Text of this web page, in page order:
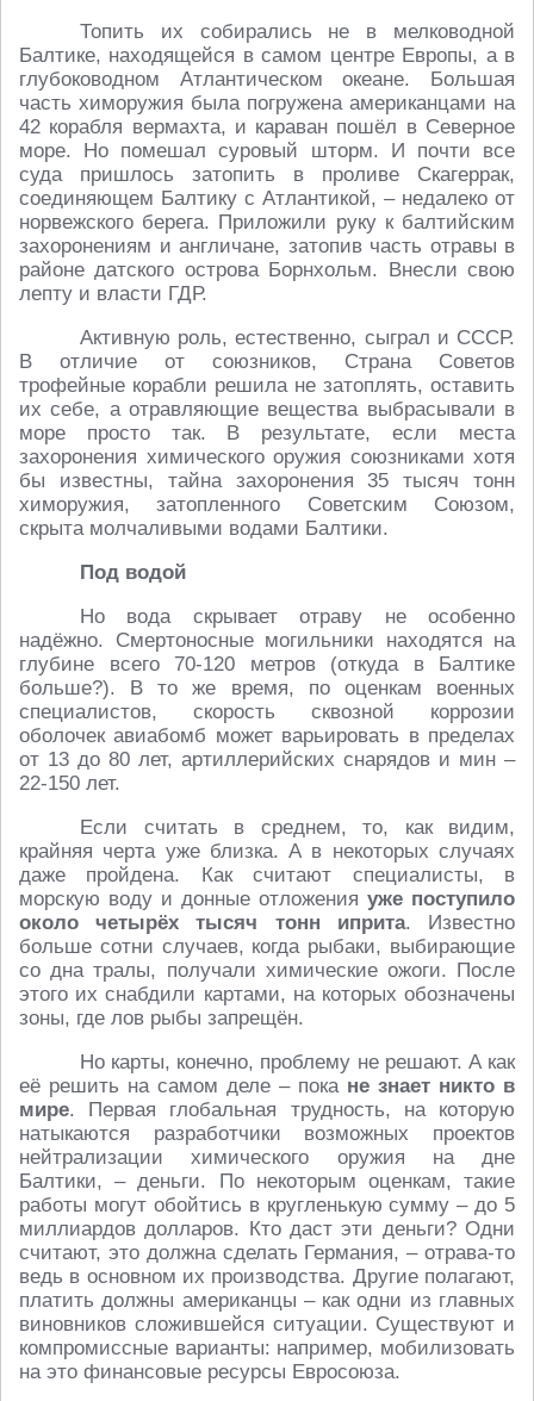
Топить их собирались не в мелководной
Балтике, находящейся в самом центре Европы, а в
глубоководном Атлантическом океане. Большая
часть химоружия была погружена американцами на
42 корабля вермахта, и караван пошёл в Северное
море. Но помешал суровый шторм. И почти все
суда пришлось затопить в проливе Скагеррак,
соединяющем Балтику с Атлантикой, – недалеко от
норвежского берега. Приложили руку к балтийским
захоронениям и англичане, затопив часть отравы в
районе датского острова Борнхольм. Внесли свою
лепту и власти ГДР.
Активную роль, естественно, сыграл и СССР.
В отличие от союзников, Страна Советов
трофейные корабли решила не затоплять, оставить
их себе, а отравляющие вещества выбрасывали в
море просто так. В результате, если места
захоронения химического оружия союзниками хотя
бы известны, тайна захоронения 35 тысяч тонн
химоружия, затопленного Советским Союзом,
скрыта молчаливыми водами Балтики.
Под водой
Но вода скрывает отраву не особенно
надёжно. Смертоносные могильники находятся на
глубине всего 70-120 метров (откуда в Балтике
больше?). В то же время, по оценкам военных
специалистов, скорость сквозной коррозии
оболочек авиабомб может варьировать в пределах
от 13 до 80 лет, артиллерийских снарядов и мин –
22-150 лет.
Если считать в среднем, то, как видим,
крайняя черта уже близка. А в некоторых случаях
даже пройдена. Как считают специалисты, в
морскую воду и донные отложения уже поступило
около четырёх тысяч тонн иприта. Известно
больше сотни случаев, когда рыбаки, выбирающие
со дна тралы, получали химические ожоги. После
этого их снабдили картами, на которых обозначены
зоны, где лов рыбы запрещён.
Но карты, конечно, проблему не решают. А как
её решить на самом деле – пока не знает никто в
мире. Первая глобальная трудность, на которую
натыкаются разработчики возможных проектов
нейтрализации химического оружия на дне
Балтики, – деньги. По некоторым оценкам, такие
работы могут обойтись в кругленькую сумму – до 5
миллиардов долларов. Кто даст эти деньги? Одни
считают, это должна сделать Германия, – отрава-то
ведь в основном их производства. Другие полагают,
платить должны американцы – как одни из главных
виновников сложившейся ситуации. Существуют и
компромиссные варианты: например, мобилизовать
на это финансовые ресурсы Евросоюза.